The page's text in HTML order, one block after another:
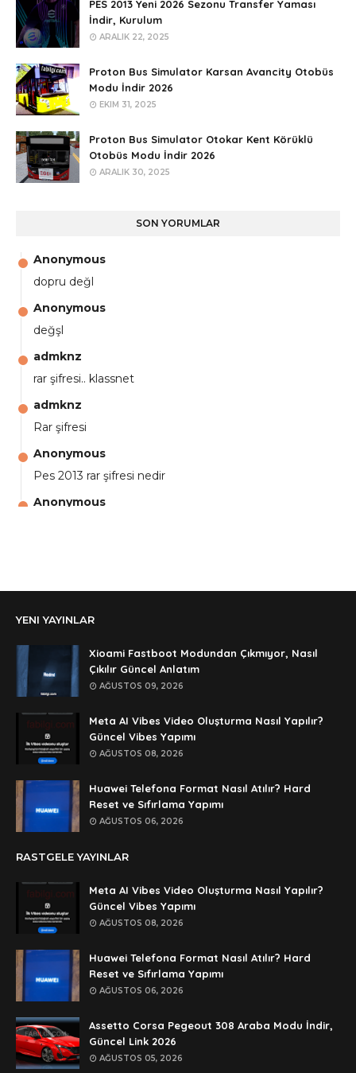
PES 2013 Yeni 2026 Sezonu Transfer Yaması
İndir, Kurulum
ARALIK 22, 2025
Proton Bus Simulator Karsan Avancity Otobüs
Modu İndir 2026
EKIM 31, 2025
Proton Bus Simulator Otokar Kent Körüklü
Otobüs Modu İndir 2026
ARALIK 30, 2025
SON YORUMLAR
Anonymous
dopru değl
Anonymous
değşl
admknz
rar şifresi.. klassnet
admknz
Rar şifresi
Anonymous
Pes 2013 rar şifresi nedir
Anonymous
şifre ?
Anonymous
şifre ögrenebilirmiyim
Anonymous
🥰🥰🥰
Anonymous
dedezıplatan31 beğend👌
Anonymous
rar dosyasının şifresi nedir
Anonymous
lan şifre ne şifre
şifre ne
YENI YAYINLAR
Xioami Fastboot Modundan Çıkmıyor, Nasıl
Çıkılır Güncel Anlatım
AĞUSTOS 09, 2026
Meta AI Vibes Video Oluşturma Nasıl Yapılır?
Güncel Vibes Yapımı
AĞUSTOS 08, 2026
Huawei Telefona Format Nasıl Atılır? Hard
Reset ve Sıfırlama Yapımı
AĞUSTOS 06, 2026
RASTGELE YAYINLAR
Meta AI Vibes Video Oluşturma Nasıl Yapılır?
Güncel Vibes Yapımı
AĞUSTOS 08, 2026
Huawei Telefona Format Nasıl Atılır? Hard
Reset ve Sıfırlama Yapımı
AĞUSTOS 06, 2026
Assetto Corsa Pegeout 308 Araba Modu İndir,
Güncel Link 2026
AĞUSTOS 05, 2026